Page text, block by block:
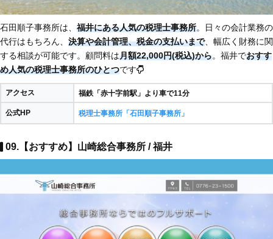
石田順子事務所は、 福井にある人気の税理士事務所。日々の会計業務の
代行はもちろん、 決算や会計管理、税金の支払いまで、幅広く財務に関
する相談が可能です。顧問料は月額22,000円(税込)から。福井でおすす
め人気の税理士事務所のひとつです
アクセス 福鉄「赤十字前駅」より車で11分​
公式HP 税理士事務所「石田順子事務所」
09.【おすすめ】山崎総合事務所 / 福井